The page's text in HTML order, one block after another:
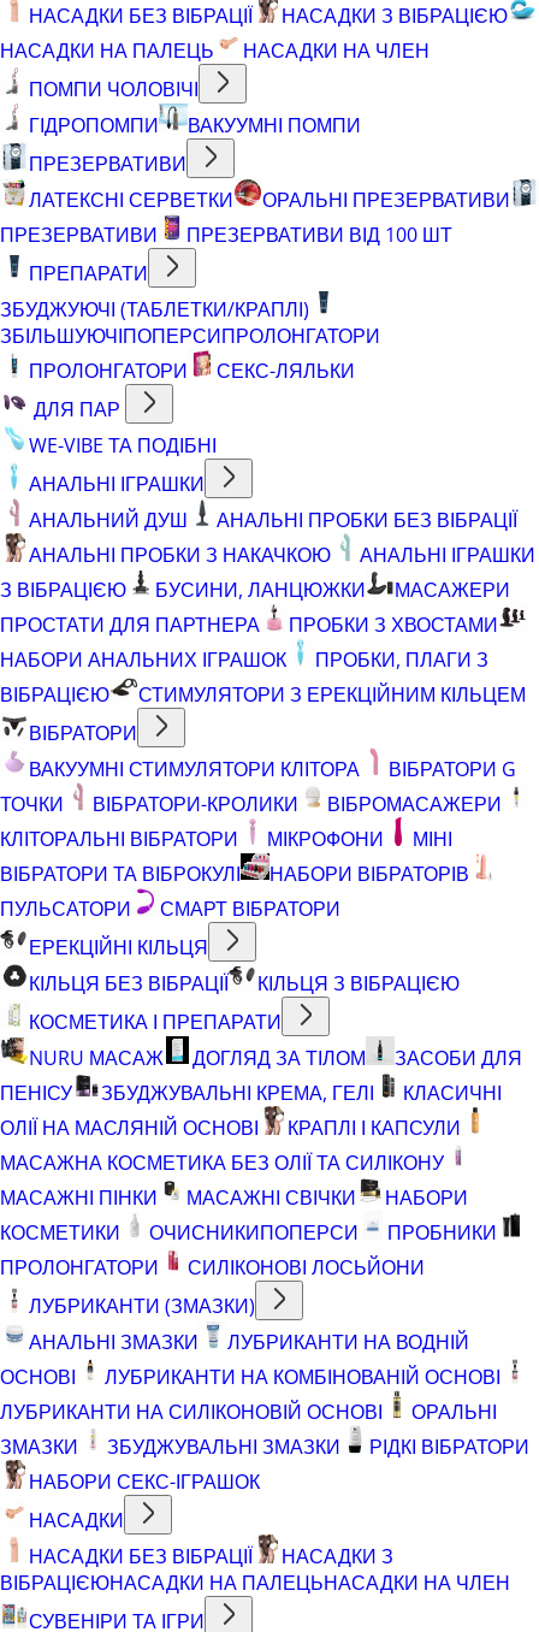
НАСАДКИ БЕЗ ВІБРАЦІЇ
НАСАДКИ З ВІБРАЦІЄЮ
НАСАДКИ НА ПАЛЕЦЬ
НАСАДКИ НА ЧЛЕН
ПОМПИ ЧОЛОВІЧІ
ГІДРОПОМПИ
ВАКУУМНІ ПОМПИ
ПРЕЗЕРВАТИВИ
ЛАТЕКСНІ СЕРВЕТКИ
ОРАЛЬНІ ПРЕЗЕРВАТИВИ
ПРЕЗЕРВАТИВИ
ПРЕЗЕРВАТИВИ ВІД 100 ШТ
ПРЕПАРАТИ
ЗБУДЖУЮЧІ (ТАБЛЕТКИ/КРАПЛІ)
ЗБІЛЬШУЮЧІПОПЕРСИПРОЛОНГАТОРИ
ПРОЛОНГАТОРИ
СЕКС-ЛЯЛЬКИ
ДЛЯ ПАР
WE-VIBE ТА ПОДІБНІ
АНАЛЬНІ ІГРАШКИ
АНАЛЬНИЙ ДУШ
АНАЛЬНІ ПРОБКИ БЕЗ ВІБРАЦІЇ
АНАЛЬНІ ПРОБКИ З НАКАЧКОЮ
АНАЛЬНІ ІГРАШКИ
З ВІБРАЦІЄЮ
БУСИНИ, ЛАНЦЮЖКИ
МАСАЖЕРИ
ПРОСТАТИ ДЛЯ ПАРТНЕРА
ПРОБКИ З ХВОСТАМИ
НАБОРИ АНАЛЬНИХ ІГРАШОК
ПРОБКИ, ПЛАГИ З
ВІБРАЦІЄЮ
СТИМУЛЯТОРИ З ЕРЕКЦІЙНИМ КІЛЬЦЕМ
ВІБРАТОРИ
ВАКУУМНІ СТИМУЛЯТОРИ КЛІТОРА
ВІБРАТОРИ G
ТОЧКИ
ВІБРАТОРИ-КРОЛИКИ
ВІБРОМАСАЖЕРИ
КЛІТОРАЛЬНІ ВІБРАТОРИ
МІКРОФОНИ
МІНІ
ВІБРАТОРИ ТА ВІБРОКУЛІ
НАБОРИ ВІБРАТОРІВ
ПУЛЬСАТОРИ
СМАРТ ВІБРАТОРИ
ЕРЕКЦІЙНІ КІЛЬЦЯ
КІЛЬЦЯ БЕЗ ВІБРАЦІЇ
КІЛЬЦЯ З ВІБРАЦІЄЮ
КОСМЕТИКА І ПРЕПАРАТИ
NURU МАСАЖ
ДОГЛЯД ЗА ТІЛОМ
ЗАСОБИ ДЛЯ
ПЕНІСУ
ЗБУДЖУВАЛЬНІ КРЕМА, ГЕЛІ
КЛАСИЧНІ
ОЛІЇ НА МАСЛЯНІЙ ОСНОВІ
КРАПЛІ І КАПСУЛИ
МАСАЖНА КОСМЕТИКА БЕЗ ОЛІЇ ТА СИЛІКОНУ
МАСАЖНІ ПІНКИ
МАСАЖНІ СВІЧКИ
НАБОРИ
КОСМЕТИКИ
ОЧИСНИКИПОПЕРСИ
ПРОБНИКИ
ПРОЛОНГАТОРИ
СИЛІКОНОВІ ЛОСЬЙОНИ
ЛУБРИКАНТИ (ЗМАЗКИ)
АНАЛЬНІ ЗМАЗКИ
ЛУБРИКАНТИ НА ВОДНІЙ
ОСНОВІ
ЛУБРИКАНТИ НА КОМБІНОВАНІЙ ОСНОВІ
ЛУБРИКАНТИ НА СИЛІКОНОВІЙ ОСНОВІ
ОРАЛЬНІ
ЗМАЗКИ
ЗБУДЖУВАЛЬНІ ЗМАЗКИ
РІДКІ ВІБРАТОРИ
НАБОРИ СЕКС-ІГРАШОК
НАСАДКИ
НАСАДКИ БЕЗ ВІБРАЦІЇ
НАСАДКИ З
ВІБРАЦІЄЮНАСАДКИ НА ПАЛЕЦЬНАСАДКИ НА ЧЛЕН
СУВЕНІРИ ТА ІГРИ